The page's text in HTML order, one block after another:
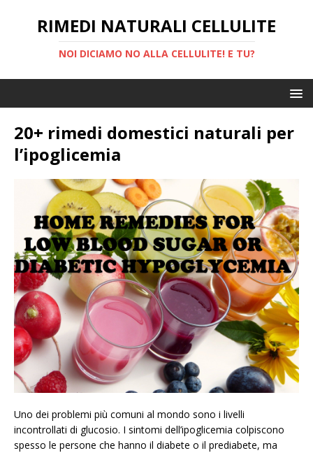
RIMEDI NATURALI CELLULITE
NOI DICIAMO NO ALLA CELLULITE! E TU?
20+ rimedi domestici naturali per
l’ipoglicemia
Uno dei problemi più comuni al mondo sono i livelli
incontrollati di glucosio. I sintomi dell’ipoglicemia colpiscono
spesso le persone che hanno il diabete o il prediabete, ma